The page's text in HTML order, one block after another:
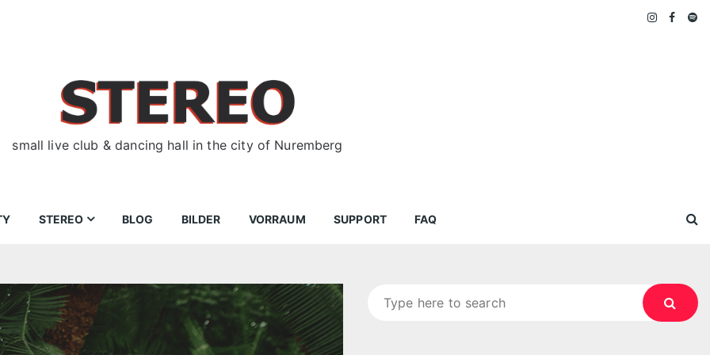
small live club & dancing hall in the city of Nuremberg
STEREO
Wegbeschreibung
BLOG BILDER VORRAUM SUPPORT FAQ
for: